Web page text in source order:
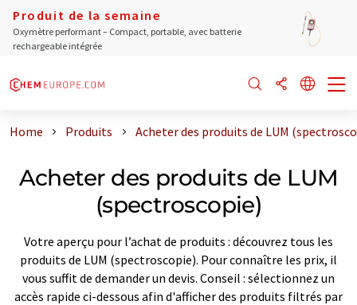
Produit de la semaine
Oxymètre performant – Compact, portable, avec batterie
rechargeable intégrée
Home Produits Acheter des produits de LUM
Acheter des produits de LUM
(spectroscopie)
Votre aperçu pour l’achat de produits : découvrez tous les
produits de LUM (spectroscopie). Pour connaître les prix, il
vous suffit de demander un devis. Conseil : sélectionnez un
accès rapide ci-dessous afin d'afficher des produits filtrés par